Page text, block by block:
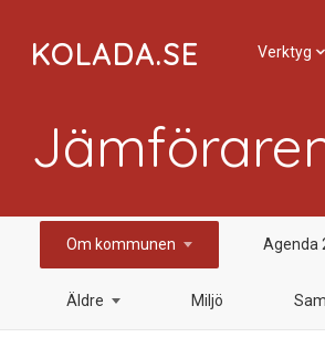
KOLADA.SE Verktyg
Om kommunen Agenda
Äldre Miljö